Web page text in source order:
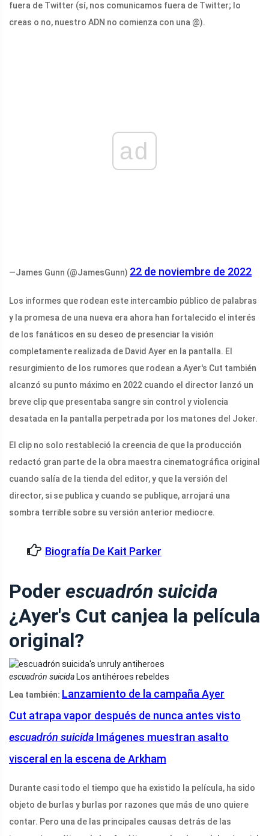
fuera de Twitter (sí, nos comunicamos fuera de Twitter; lo
creas o no, nuestro ADN no comienza con una @).
ad
—James Gunn (@JamesGunn) 22 de noviembre de 2022
Los informes que rodean este intercambio público de palabras
y la promesa de una nueva era ahora han fortalecido el interés
de los fanáticos en su deseo de presenciar la visión
completamente realizada de David Ayer en la pantalla. El
resurgimiento de los rumores que rodean a Ayer's Cut también
alcanzó su punto máximo en 2022 cuando el director lanzó un
breve clip que presentaba sangre sin control y violencia
desatada en la pantalla perpetrada por los matones del Joker.
El clip no solo restableció la creencia de que la producción
redactó gran parte de la obra maestra cinematográfica original
cuando salía de la tienda del editor, y que la versión del
director, si se publica y cuando se publique, arrojará una
sombra terrible sobre su versión anterior mediocre.
Biografía De Kait Parker
Poder escuadrón suicida
¿Ayer's Cut canjea la película
original?
escuadrón suicida Los antihéroes rebeldes
Lea también: Lanzamiento de la campaña Ayer
Cut atrapa vapor después de nunca antes visto
escuadrón suicida Imágenes muestran asalto
visceral en la escena de Arkham
Durante casi todo el tiempo que ha existido la película, ha sido
objeto de burlas y burlas por razones que más de uno quiere
contar. Pero una de las principales causas detrás de las